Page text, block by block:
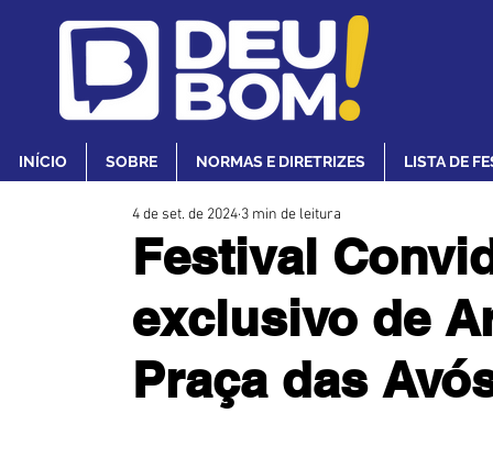
INÍCIO SOBRE NORMAS E DIRETRIZES LISTA DE
Festival
exclusivo de
Praça das
4 de set. de 2024 3 min de leitura